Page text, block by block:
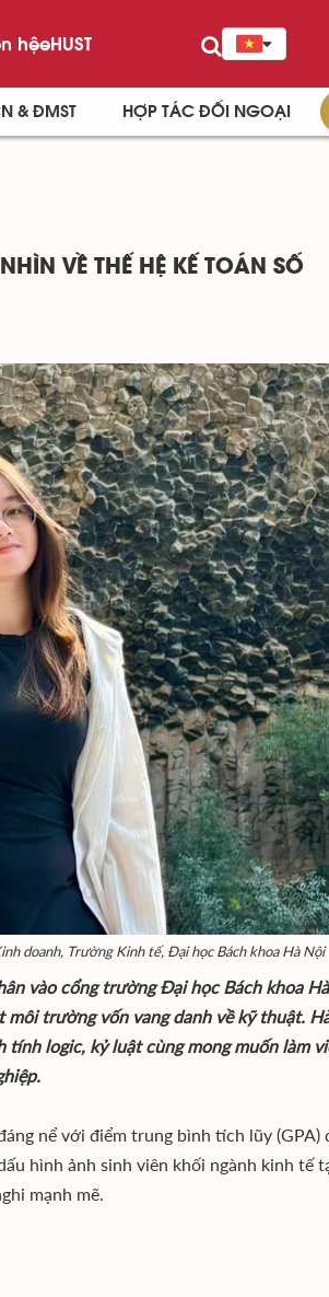
hệeHUST
& ĐMST HỢP TÁC ĐỐI NGOẠI
VỀ THẾ HỆ KẾ TOÁN SỐ
doanh, Trường Kinh tế, Đại học Bách khoa Hà Nội
vào cổng trường Đại học Bách khoa
trường vốn vang danh về kỹ thuật.
logic, kỷ luật cùng mong muốn làm
nể với điểm trung bình tích lũy
hình ảnh sinh viên khối ngành kinh tế
mạnh mẽ.